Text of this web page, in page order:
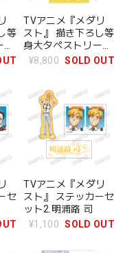
等
TVアニメ『メダリ
スト』 描き下ろし等
身大タペストリーA
結束いのり
¥8,800 SOLD OUT
セ
TVアニメ『メダリ
スト』 ステッカーセ
ット2.明浦路 司
¥1,100 SOLD OUT